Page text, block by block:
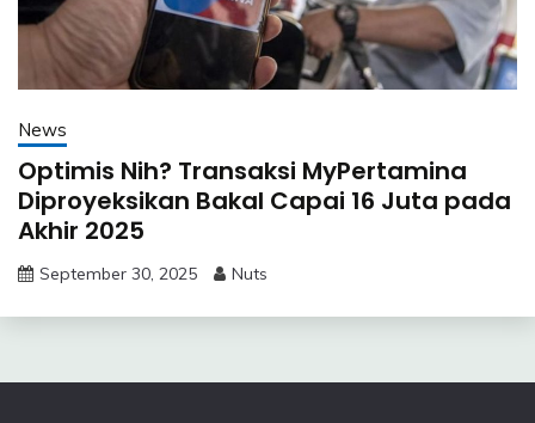
News
Optimis Nih? Transaksi MyPertamina
Diproyeksikan Bakal Capai 16 Juta pada
Akhir 2025
September 30, 2025 Nuts